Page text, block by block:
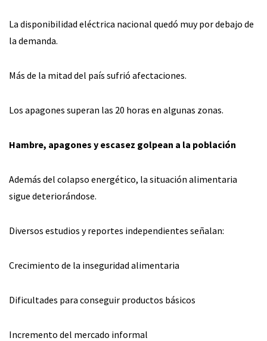
La disponibilidad eléctrica nacional quedó muy por debajo de
la demanda.
Más de la mitad del país sufrió afectaciones.
Los apagones superan las 20 horas en algunas zonas.
Hambre, apagones y escasez golpean a la población
Además del colapso energético, la situación alimentaria
sigue deteriorándose.
Diversos estudios y reportes independientes señalan:
Crecimiento de la inseguridad alimentaria
Dificultades para conseguir productos básicos
Incremento del mercado informal